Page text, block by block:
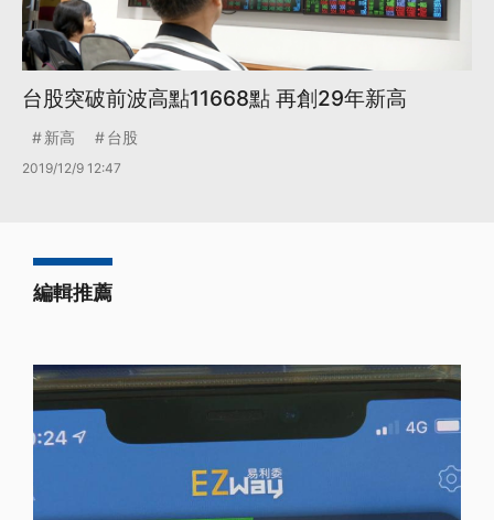
台股突破前波高點11668點 再創29年新高
新高 台股
2019/12/9 12:47
編輯推薦